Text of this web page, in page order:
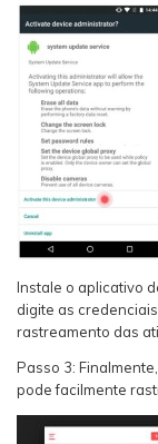
Instale o aplicativo
digite as
rastreamento das
Passo 3:
pode facilmente